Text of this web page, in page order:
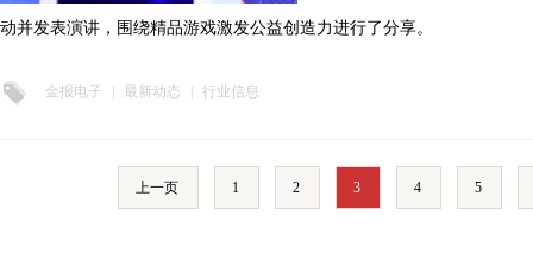
动并发表演讲，围绕精品游戏激发公益创造力进行了分享。
金报电子 最新动态 行业信息
上一页 1 2 3 4 5